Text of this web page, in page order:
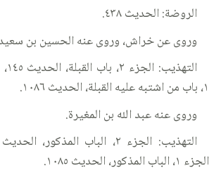
الروضة: الحديث ٤٣٨.
وروى عن خراش، وروى عنه الحسين بن
١، باب من اشتبه عليه القبلة، الحديث ١٠٨٦.
وروى عنه عبد الله بن المغيرة.
الجزء ١، الباب المذكور، الحديث ١٠٨٥.